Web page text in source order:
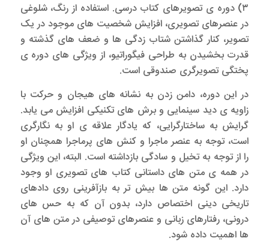
۳) دوره ی تصویرهای کتاب درسی. استفاده از رنگ، شلوغی
در عنصرهای تصویری، افزایش شخصیت های موجود در یک
تصویر، کنار گذاشتن شتاب زدگی ها و ضعف های گذشته و
قدرت بخشیدن به طراحی فیگوراتیو، از ویژگی های دوره ی
پختگی تصویرگری صندوقی است.
در این دوره، دامن زدن به نشانه های هیجان و حرکت با
زاویه ی دید سینمایی و برش های تکنیکی افزایش می یابد.
گرایش به ساختارگرایی، که یادگار علاقه ی او به نگارگری
است، توجه به عنصر ماجرا و کنش های پرماجرا همچنان او
را از توجه به تخیل و سادگی بازداشته است. البته، این ویژگی
در همه ی متن های داستانی کتاب های تصویری او وجود
دارد. این گونه متن ها بیش تر به بازآفرینی روی دادهای
تاریخی دینی اختصاص دارد، بدون آن که به حس های
درونی، رفتارهای زبانی و عنصرهای توصیفی در متن های آن
ها اهمیت داده شود.